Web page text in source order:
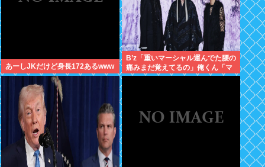
あーしJKだけど身長172あるwww
B’z「重いマーシャル運んでた腰の
痛みまだ覚えてるの」俺くん「マ
ーシャルって何？ 」